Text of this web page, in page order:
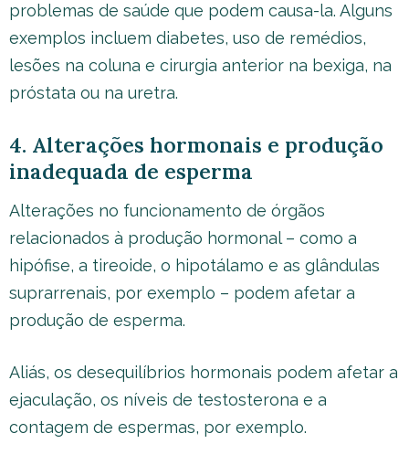
problemas de saúde que podem causa-la. Alguns
exemplos incluem diabetes, uso de remédios,
lesões na coluna e cirurgia anterior na bexiga, na
próstata ou na uretra.
4. Alterações hormonais e produção
inadequada de esperma
Alterações no funcionamento de órgãos
relacionados à produção hormonal – como a
hipófise, a tireoide, o hipotálamo e as glândulas
suprarrenais, por exemplo – podem afetar a
produção de esperma.
Aliás, os desequilíbrios hormonais podem afetar a
ejaculação, os níveis de testosterona e a
contagem de espermas, por exemplo.